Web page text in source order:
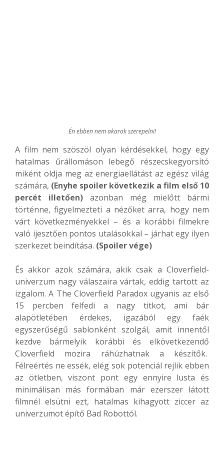
Én ebben nem akarok szerepelni!
A film nem szöszöl olyan kérdésekkel, hogy egy
hatalmas űrállomáson lebegő részecskegyorsító
miként oldja meg az energiaellátást az egész világ
számára, (Enyhe spoiler következik a film első 10
percét illetően) azonban még mielőtt bármi
történne, figyelmezteti a nézőket arra, hogy nem
várt következményekkel – és a korábbi filmekre
való ijesztően pontos utalásokkal – járhat egy ilyen
szerkezet beindítása. (Spoiler vége)
És akkor azok számára, akik csak a Cloverfield-
univerzum nagy válaszaira vártak, eddig tartott az
izgalom. A The Cloverfield Paradox ugyanis az első
15 percben felfedi a nagy titkot, ami bár
alapötletében érdekes, igazából egy faék
egyszerűségű sablonként szolgál, amit innentől
kezdve bármelyik korábbi és elkövetkezendő
Cloverfield mozira ráhúzhatnak a készítők.
Félreértés ne essék, elég sok potenciál rejlik ebben
az ötletben, viszont pont egy ennyire lusta és
minimálisan más formában már ezerszer látott
filmnél elsütni ezt, hatalmas kihagyott ziccer az
univerzumot építő Bad Robottól.